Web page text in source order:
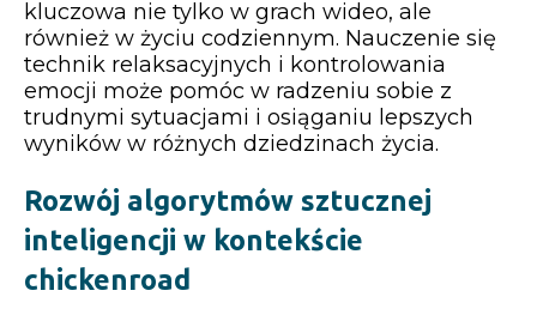
kluczowa nie tylko w grach wideo, ale
również w życiu codziennym. Nauczenie się
technik relaksacyjnych i kontrolowania
emocji może pomóc w radzeniu sobie z
trudnymi sytuacjami i osiąganiu lepszych
wyników w różnych dziedzinach życia.
Rozwój algorytmów sztucznej
inteligencji w kontekście
chickenroad